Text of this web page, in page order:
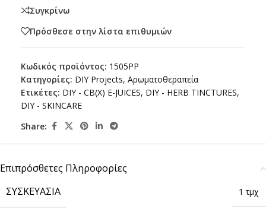
Συγκρίνω
Πρόσθεσε στην λίστα επιθυμιών
Κωδικός προϊόντος: 1505PP
Κατηγορίες: DIY Projects, Αρωματοθεραπεία
Ετικέτες: DIY - CB(X) E-JUICES, DIY - HERB TINCTURES,
DIY - SKINCARE
Share:
Επιπρόσθετες Πληροφορίες
ΣΥΣΚΕΥΑΣΊΑ
1 τμχ